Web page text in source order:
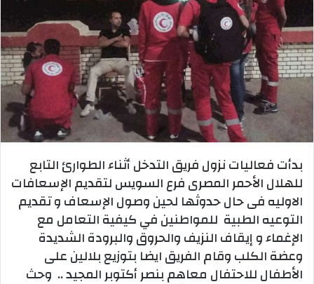
بدأت فعاليات نزول فريق التدخل أثناء الطوارئ التابع
للهلال الأحمر المصرى فرع السويس لتقديم الإسعافات
الاوليه فى حال حدوثها لحين وصول الإسعاف و تقديم
التوعيه الطبية للمواطنين في كيفية التعامل مع
الإغماء و إيقاف النزيف والحروق والبرودة الشديدة
وعضة الكلب وقام الفريق ايضا بتوزيع بلالين على
الأطفال للاحتفال معاهم بنصر أكتوبر المجيد .. وحث